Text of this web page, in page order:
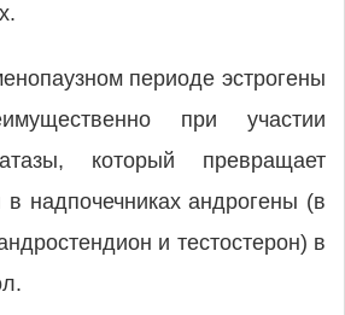
периоде эстрогены
при участии
который превращает
надпочечниках андрогены (в
и тестостерон) в